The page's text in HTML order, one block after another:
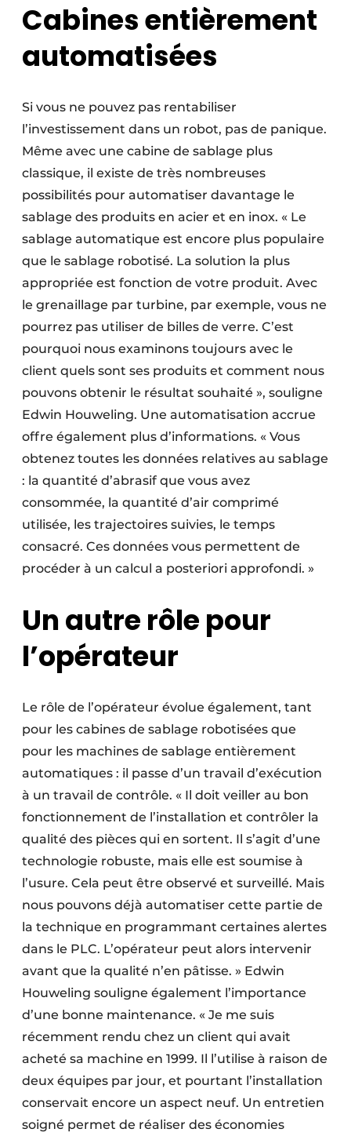
Cabines entièrement
automatisées
Si vous ne pouvez pas rentabiliser
l’investissement dans un robot, pas de panique.
Même avec une cabine de sablage plus
classique, il existe de très nombreuses
possibilités pour automatiser davantage le
sablage des produits en acier et en inox. « Le
sablage automatique est encore plus populaire
que le sablage robotisé. La solution la plus
appropriée est fonction de votre produit. Avec
le grenaillage par turbine, par exemple, vous ne
pourrez pas utiliser de billes de verre. C’est
pourquoi nous examinons toujours avec le
client quels sont ses produits et comment nous
pouvons obtenir le résultat souhaité », souligne
Edwin Houweling. Une automatisation accrue
offre également plus d’informations. « Vous
obtenez toutes les données relatives au sablage
: la quantité d’abrasif que vous avez
consommée, la quantité d’air comprimé
utilisée, les trajectoires suivies, le temps
consacré. Ces données vous permettent de
procéder à un calcul a ­posteriori approfondi. »
Un autre rôle pour
l’opérateur
Le rôle de l’opérateur évolue également, tant
pour les cabines de sablage robotisées que
pour les machines de sablage entièrement
automatiques : il passe d’un travail d’exécution
à un travail de contrôle. « Il doit veiller au bon
fonctionnement de l’installation et contrôler la
qualité des pièces qui en sortent. Il s’agit d’une
technologie robuste, mais elle est soumise à
l’usure. Cela peut être observé et surveillé. Mais
nous pouvons déjà automatiser cette partie de
la technique en programmant certaines alertes
dans le PLC. L’opérateur peut alors intervenir
avant que la qualité n’en pâtisse. » Edwin
Houweling souligne également l’importance
d’une bonne maintenance. « Je me suis
récemment rendu chez un client qui avait
acheté sa machine en 1999. Il l’utilise à raison de
deux équipes par jour, et pourtant l’installation
conservait encore un aspect neuf. Un entretien
soigné permet de réaliser des économies